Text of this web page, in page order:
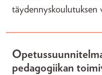
täydennyskoulutuksen
pedagogiikan